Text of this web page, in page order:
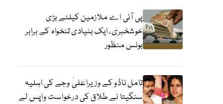
پی آئی اے ملازمین کیلئے بڑی
خوشخبری، ایک بنیادی تنخواہ کے برابر
بونس منظور
تامل ناڈو کے وزیراعلیٰ وجے کی اہلیہ
سنگیتا نے طلاق کی درخواست واپس لے